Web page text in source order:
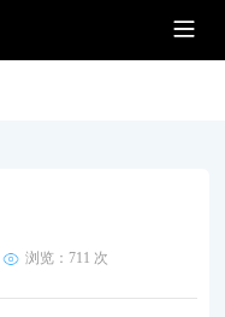
浏览： 711 次